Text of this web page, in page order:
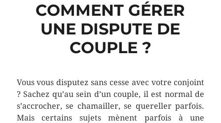
COMMENT GÉRER
UNE DISPUTE DE
COUPLE ?
Vous vous disputez sans cesse avec votre conjoint
? Sachez qu’au sein d’un couple, il est normal de
s’accrocher, se chamailler, se quereller parfois.
Mais certains sujets mènent parfois à une